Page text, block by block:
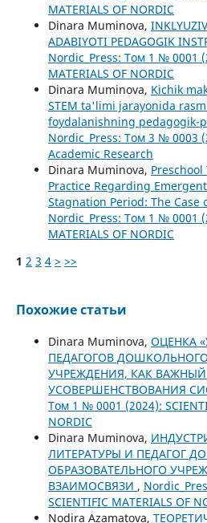
MATERIALS OF NORDIC
Dinara Muminova,
ADABIYOTI PEDAGOGIK
Nordic_Press: Том 1 № 0001
MATERIALS OF NORDIC
Dinara Muminova, Kichik
STEM ta'limi jarayonida
foydalanishning pedagogik-
Nordic_Press: Том 3 № 0003
Academic Research
Dinara Muminova, Preschool
Practice Regarding
Stagnation Period: The Case
Nordic_Press: Том 1 № 0001
MATERIALS OF NORDIC
1 2 3 4 > >>
Похожие статьи
Dinara Muminova, ОЦЕНКА
ПЕДАГОГОВ
УЧРЕЖДЕНИЯ, КАК
УСОВЕРШЕНСТВОВАНИЯ
Том 1 № 0001 (2024):
NORDIC
Dinara Muminova,
ЛИТЕРАТУРЫ И ПЕДАГОГ
ОБРАЗОВАТЕЛЬНОГО
ВЗАИМОСВЯЗИ ,
SCIENTIFIC MATERIALS OF
Nodira Azamatova,